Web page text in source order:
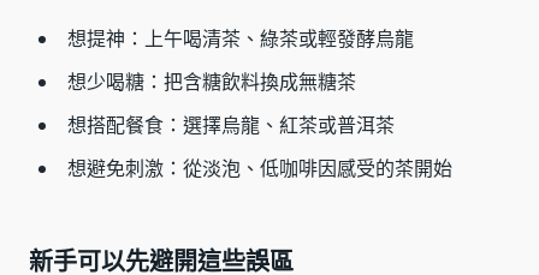
想提神：上午喝清茶、綠茶或輕發酵烏龍
想少喝糖：把含糖飲料換成無糖茶
想搭配餐食：選擇烏龍、紅茶或普洱茶
想避免刺激：從淡泡、低咖啡因感受的茶開始
新手可以先避開這些誤區